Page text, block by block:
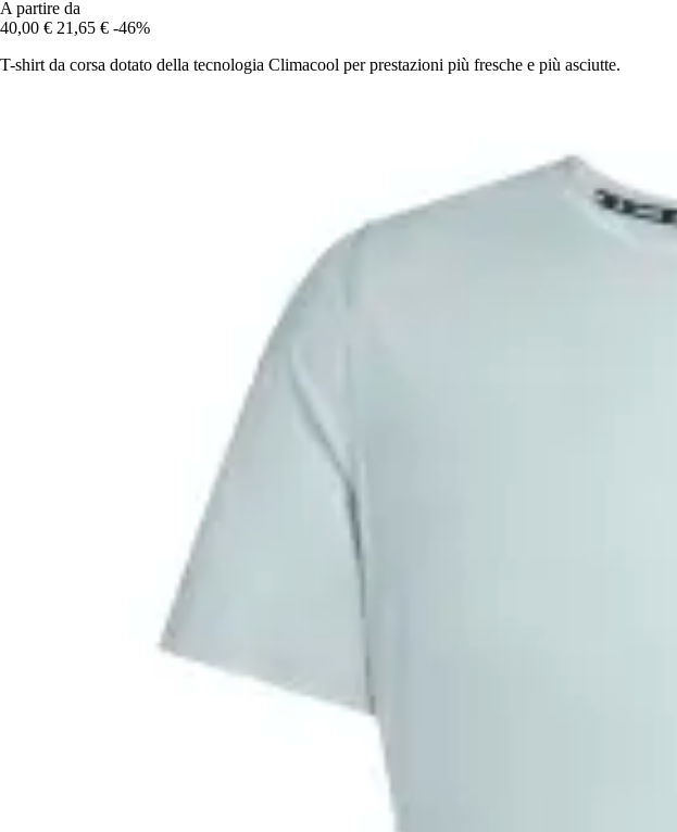
A partire da
40,00 € 21,65 € -46%
T-shirt da corsa dotato della tecnologia Climacool per prestazioni più fresche e più asciutte.